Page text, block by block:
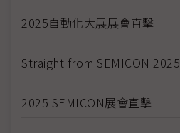
2025自動化大展展會直擊
Straight from SEMICON 2025
2025 SEMICON展會直擊